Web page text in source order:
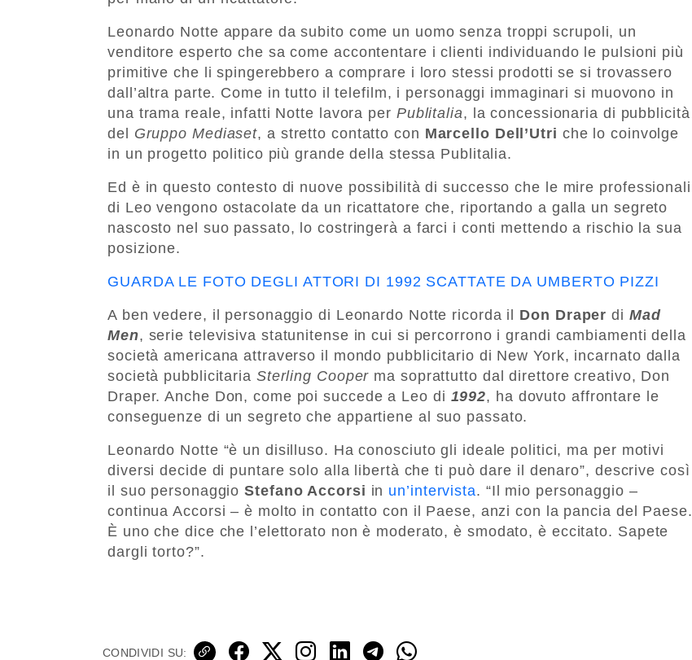
Leonardo Notte appare da subito come un uomo senza troppi scrupoli, un
venditore esperto che sa come accontentare i clienti individuando le pulsioni più
primitive che li spingerebbero a comprare i loro stessi prodotti se si trovassero
dall’altra parte. Come in tutto il telefilm, i personaggi immaginari si muovono in
una trama reale, infatti Notte lavora per Publitalia, la concessionaria di pubblicità
del Gruppo Mediaset, a stretto contatto con Marcello Dell’Utri che lo coinvolge
in un progetto politico più grande della stessa Publitalia.
Ed è in questo contesto di nuove possibilità di successo che le mire professionali
di Leo vengono ostacolate da un ricattatore che, riportando a galla un segreto
nascosto nel suo passato, lo costringerà a farci i conti mettendo a rischio la sua
posizione.
GUARDA LE FOTO DEGLI ATTORI DI 1992 SCATTATE DA UMBERTO PIZZI
A ben vedere, il personaggio di Leonardo Notte ricorda il Don Draper di Mad
Men, serie televisiva statunitense in cui si percorrono i grandi cambiamenti della
società americana attraverso il mondo pubblicitario di New York, incarnato dalla
società pubblicitaria Sterling Cooper ma soprattutto dal direttore creativo, Don
Draper. Anche Don, come poi succede a Leo di 1992, ha dovuto affrontare le
conseguenze di un segreto che appartiene al suo passato.
Leonardo Notte “è un disilluso. Ha conosciuto gli ideale politici, ma per motivi
diversi decide di puntare solo alla libertà che ti può dare il denaro”, descrive così
il suo personaggioStefano Accorsi in un’intervista. “Il mio personaggio –
continua Accorsi – è molto in contatto con il Paese, anzi con la pancia del Paese.
È uno che dice che l’elettorato non è moderato, è smodato, è eccitato. Sapete
dargli torto?”.
CONDIVIDI SU: